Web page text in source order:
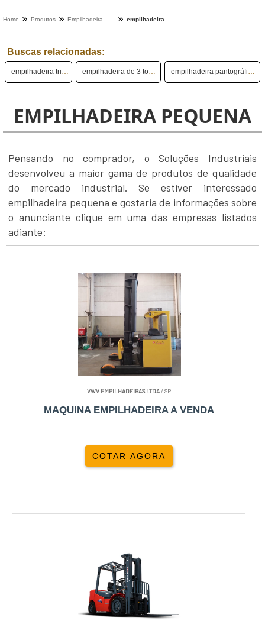
Home Produtos
Buscas relacionadas:
empilhadeira trilateral empilhadeira de 3 toneladas empilhadeira pantográfica crown
EMPILHADEIRA PEQUENA
Pensando no comprador, o Soluções Industriais
desenvolveu a maior gama de produtos de qualidade
do mercado industrial. Se estiver interessado
empilhadeira pequena e gostaria de informações sobre
o anunciante clique em uma das empresas listados
adiante:
VWV EMPILHADEIRAS LTDA/ SP
MAQUINA EMPILHADEIRA A VENDA
COTAR AGORA